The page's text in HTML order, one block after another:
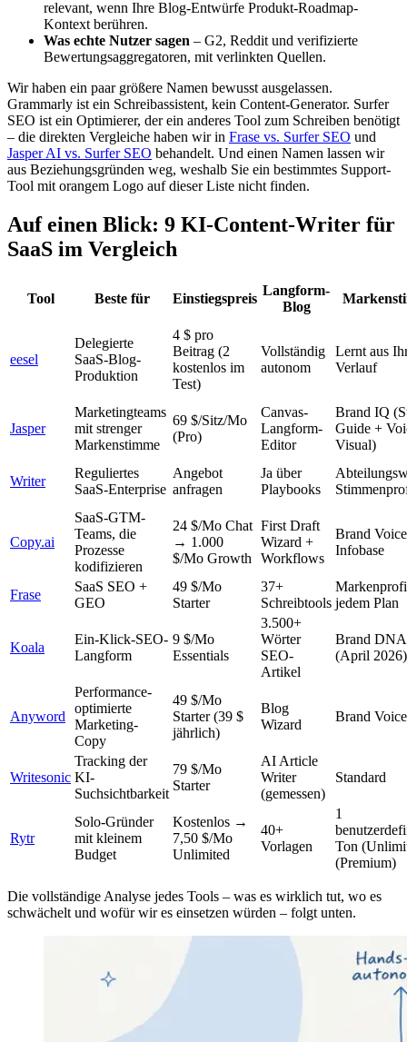
relevant, wenn Ihre Blog-Entwürfe Produkt-Roadmap-
Kontext berühren.
Was echte Nutzer sagen – G2, Reddit und verifizierte
Bewertungsaggregatoren, mit verlinkten Quellen.
Wir haben ein paar größere Namen bewusst ausgelassen.
Grammarly ist ein Schreibassistent, kein Content-Generator. Surfer
SEO ist ein Optimierer, der ein anderes Tool zum Schreiben benötigt
– die direkten Vergleiche haben wir in Frase vs. Surfer SEO und
Jasper AI vs. Surfer SEO behandelt. Und einen Namen lassen wir
aus Beziehungsgründen weg, weshalb Sie ein bestimmtes Support-
Tool mit orangem Logo auf dieser Liste nicht finden.
Auf einen Blick: 9 KI-Content-Writer für
SaaS im Vergleich
Tool Beste für Einstiegspreis
Langform-
Blog
eesel
Delegierte
SaaS-Blog-
Produktion
4 $ pro
Beitrag (2
kostenlos im
Test)
Vollständig
autonom
Lernt aus
Verlauf
Jasper
Marketingteams
mit strenger
Markenstimme
69 $/Sitz/Mo
(Pro)
Canvas-
Langform-
Editor
Brand IQ
Guide +
Visual)
Writer
Reguliertes
SaaS-Enterprise
Angebot
anfragen
Ja über
Playbooks
Copy.ai
SaaS-GTM-
Teams, die
Prozesse
kodifizieren
24 $/Mo Chat
→ 1.000
$/Mo Growth
First Draft
Wizard +
Workflows
Brand
Infobase
Frase
SaaS SEO +
GEO
49 $/Mo
Starter
37+
Schreibtools jedem Plan
Koala
Ein-Klick-SEO-
Langform
9 $/Mo
Essentials
3.500+
Wörter
SEO-
Artikel
Brand DNA
(April 2026)
Anyword
Performance-
optimierte
Marketing-
Copy
49 $/Mo
Starter (39 $
jährlich)
Blog
Wizard
Brand
Writesonic
Tracking der
KI-
Suchsichtbarkeit
79 $/Mo
Starter
AI Article
Writer
(gemessen)
Standard
Rytr
Solo-Gründer
mit kleinem
Budget
Kostenlos →
7,50 $/Mo
Unlimited
40+
Vorlagen
1
Ton
(Premium)
Die vollständige Analyse jedes Tools – was es wirklich tut, wo es
schwächelt und wofür wir es einsetzen würden – folgt unten.